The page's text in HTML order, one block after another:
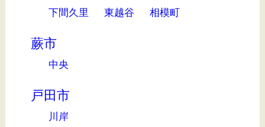
下間久里 東越谷 相模町
蕨市
中央
戸田市
川岸